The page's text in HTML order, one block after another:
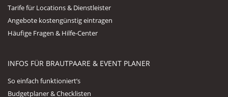
Tarife für Locations & Dienstleister
Angebote kostengünstig eintragen
Häufige Fragen & Hilfe-Center
INFOS FÜR BRAUTPAARE & EVENT PLANER
So einfach funktioniert’s
Budgetplaner & Checklisten